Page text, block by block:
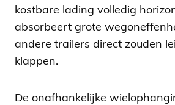
kostbare lading volledig
absorbeert grote
andere trailers direct zouden
klappen.
De onafhankelijke